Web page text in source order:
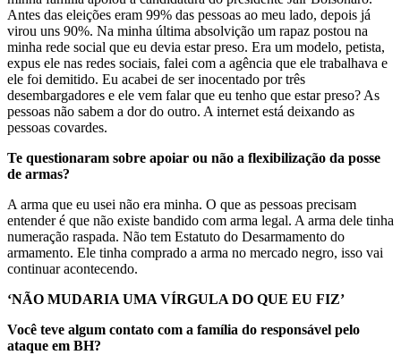
Antes das eleições eram 99% das pessoas ao meu lado, depois já
virou uns 90%. Na minha última absolvição um rapaz postou na
minha rede social que eu devia estar preso. Era um modelo, petista,
expus ele nas redes sociais, falei com a agência que ele trabalhava e
ele foi demitido. Eu acabei de ser inocentado por três
desembargadores e ele vem falar que eu tenho que estar preso? As
pessoas não sabem a dor do outro. A internet está deixando as
pessoas covardes.
Te questionaram sobre apoiar ou não a flexibilização da posse
de armas?
A arma que eu usei não era minha. O que as pessoas precisam
entender é que não existe bandido com arma legal. A arma dele tinha
numeração raspada. Não tem Estatuto do Desarmamento do
armamento. Ele tinha comprado a arma no mercado negro, isso vai
continuar acontecendo.
‘NÃO MUDARIA UMA VÍRGULA DO QUE EU FIZ’
Você teve algum contato com a família do responsável pelo
ataque em BH?